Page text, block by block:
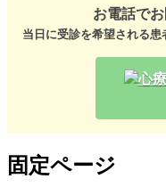
お電話で
当日に受診を希望される
固定ページ